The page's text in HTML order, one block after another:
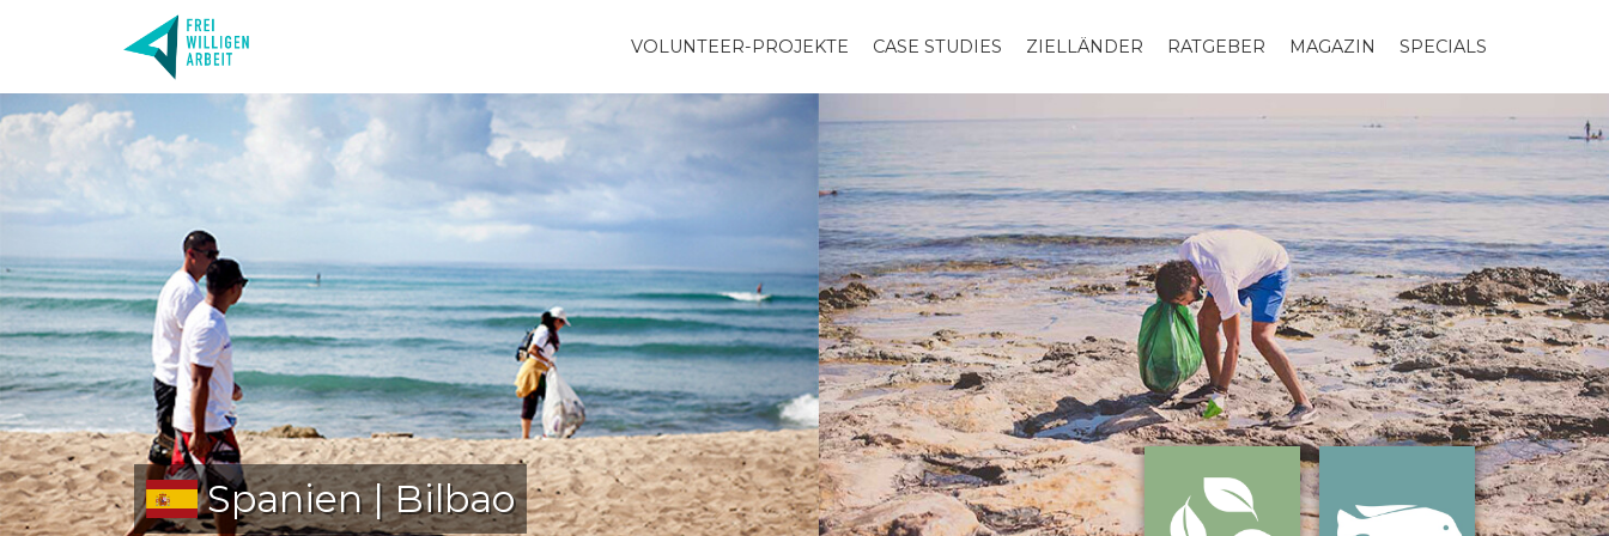
VOLUNTEER-PROJEKTE CASE STUDIES ZIELLÄNDER RATGEBER MAGAZIN SPECIALS
Spanien | Bilbao